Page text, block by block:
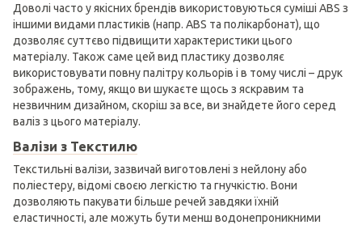
Доволі часто у якісних брендів використовуються суміші ABS з
іншими видами пластиків (напр. ABS та полікарбонат), що
дозволяє суттєво підвищити характеристики цього
матеріалу. Також саме цей вид пластику дозволяє
використовувати повну палітру кольорів і в тому числі – друк
зображень, тому, якщо ви шукаєте щось з яскравим та
незвичним дизайном, скоріш за все, ви знайдете його серед
валіз з цього матеріалу.
Валізи з Текстилю
Текстильні валізи, зазвичай виготовлені з нейлону або
поліестеру, відомі своєю легкістю та гнучкістю. Вони
дозволяють пакувати більше речей завдяки їхній
еластичності, але можуть бути менш водонепроникними